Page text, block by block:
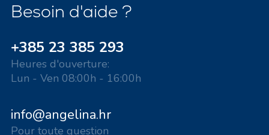
Besoin d'aide ?
+385 23 385 293
Heures d'ouverture:
Lun - Ven 08:00h - 16:00h
info@angelina.hr
Pour toute question